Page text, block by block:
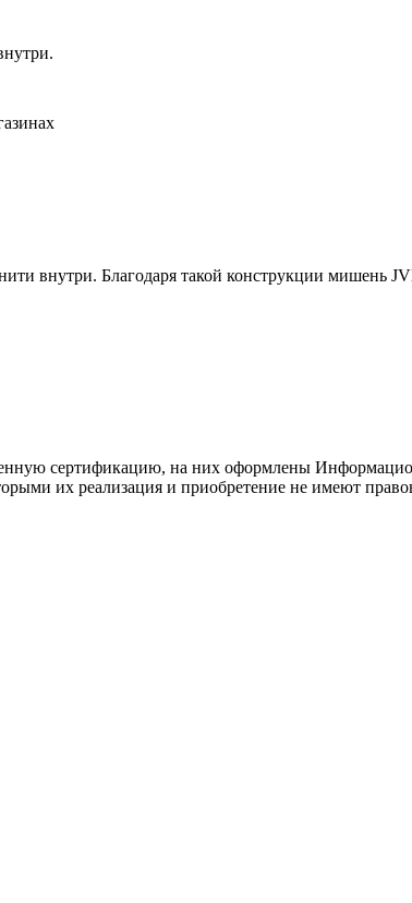
внутри. Благодаря такой конструкции мишень
сертификацию, на них оформлены
их реализация и приобретение не имеют